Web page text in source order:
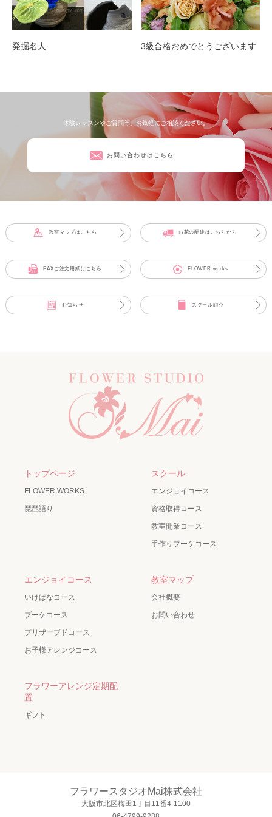
発掘名人 3級合格おめでとうございます
体験レッスンやご質問等、お気軽にご相談ください。
お問い合わせはこちら
教室マップはこちら お花の配達はこちらから
FAXご注文用紙はこちら FLOWER works
お知らせ スクール紹介
トップページ
FLOWER WORKS
琵琶語り
スクール
エンジョイコース
資格取得コース
教室開業コース
手作りブーケコース
エンジョイコース
いけばなコース
ブーケコース
プリザーブドコース
お子様アレンジコース
教室マップ
会社概要
お問い合わせ
フラワーアレンジ定期配
置
ギフト
フラワースタジオMai株式会社
大阪市北区梅田1丁目11番4-1100